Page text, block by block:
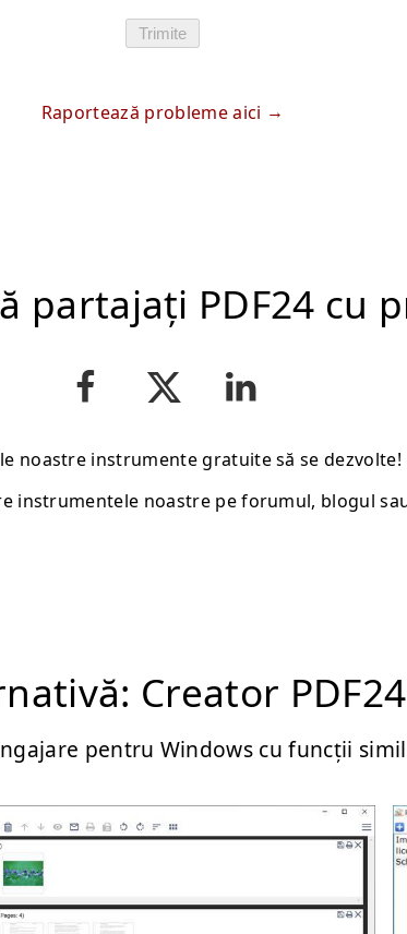
Trimite
Raportează probleme aici
partajați PDF24 cu
noastre instrumente gratuite să se dezvolte!
instrumentele noastre pe forumul, blogul
Creator PDF24
pentru Windows cu funcții